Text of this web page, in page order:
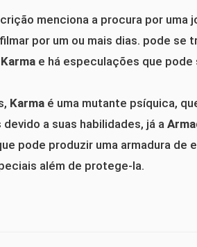
menciona a procura por uma
por um ou mais dias. pode se
Karma e há especulações que pode
Karma é uma mutante psíquica,
a suas habilidades, já a
pode produzir uma armadura de
além de protege-la.